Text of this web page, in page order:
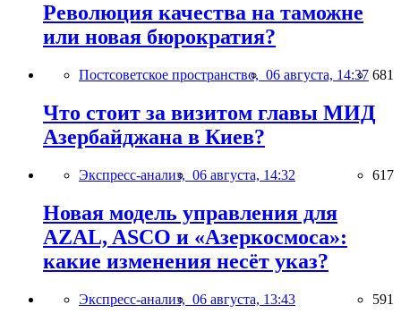
Революция качества на таможне
или новая бюрократия?
Постсоветское пространство, 06 августа, 14:37 681
Что стоит за визитом главы МИД
Азербайджана в Киев?
Экспресс-анализ, 06 августа, 14:32 617
Новая модель управления для
AZAL, ASCO и «Азеркосмоса»:
какие изменения несёт указ?
Экспресс-анализ, 06 августа, 13:43 591